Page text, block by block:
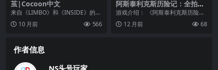
茧|Cocoon中文
来自《LIMBO》和《INSIDE》的首
席游戏设计师 Jeppe Carlsen...
10 月前 566
阿斯泰利克斯历险记：全拍飞
2|Asterix & Obelix Slap Th
游戏介绍： 《阿斯泰利克斯历险
记：全拍飞2》两次拍打！阿斯泰利
克斯历险记 全拍飞...
12 月前 68
作者信息